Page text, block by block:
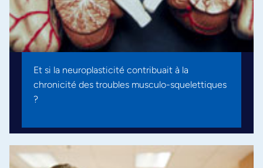
Et si la neuroplasticité contribuait à la
chronicité des troubles musculo-squelettiques
?